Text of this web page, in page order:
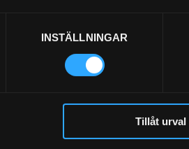
INSTÄLLNINGAR
Tillåt urval